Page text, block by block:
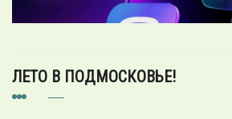
ЛЕТО В ПОДМОСКОВЬЕ!